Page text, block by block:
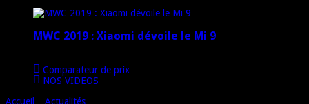
MWC 2019 : Xiaomi dévoile le Mi 9
Comparateur de prix
NOS VIDEOS
Accueil
Actualités